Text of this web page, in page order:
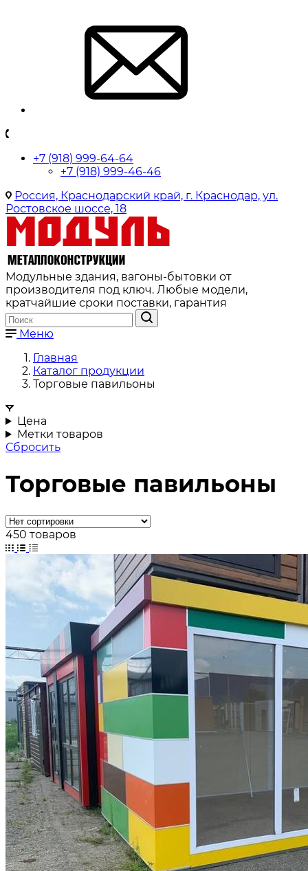
+7 (918) 999-64-64
+7 (918) 999-46-46
Россия, Краснодарский край, г. Краснодар, ул.
Ростовское шоссе, 18
Модульные здания, вагоны-бытовки от
производителя под ключ. Любые модели,
кратчайшие сроки поставки, гарантия
Меню
Главная
Каталог продукции
Торговые павильоны
Цена
Метки товаров
Сбросить
Торговые павильоны
450 товаров